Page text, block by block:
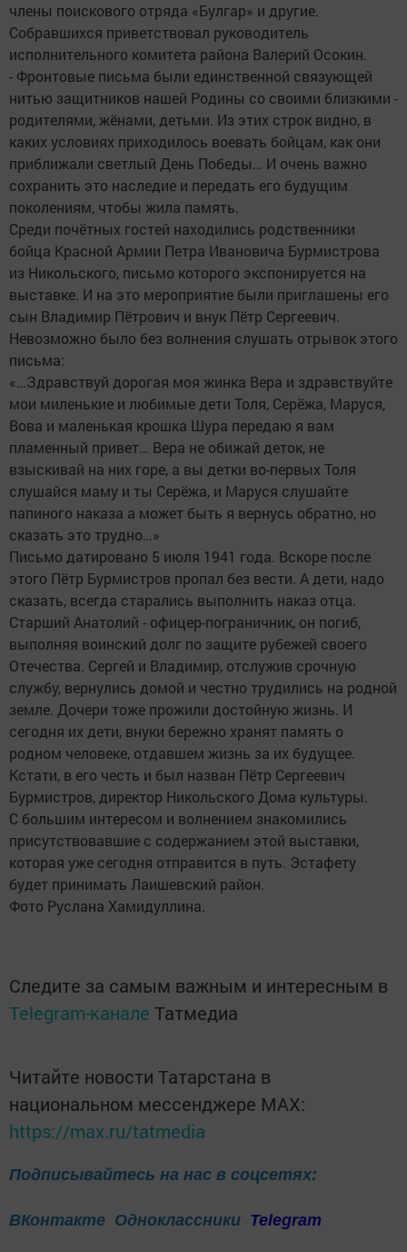
члены поискового отряда «Булгар» и другие.
Собравшихся приветствовал руководитель
исполнительного комитета района Валерий Осокин.
- Фронтовые письма были единственной связующей
нитью защитников нашей Родины со своими близкими -
родителями, жёнами, детьми. Из этих строк видно, в
каких условиях приходилось воевать бойцам, как они
приближали светлый День Победы… И очень важно
сохранить это наследие и передать его будущим
поколениям, чтобы жила память.
Среди почётных гостей находились родственники
бойца Красной Армии Петра Ивановича Бурмистрова
из Никольского, письмо которого экспонируется на
выставке. И на это мероприятие были приглашены его
сын Владимир Пётрович и внук Пётр Сергеевич.
Невозможно было без волнения слушать отрывок этого
письма:
«…Здравствуй дорогая моя жинка Вера и здравствуйте
мои миленькие и любимые дети Толя, Серёжа, Маруся,
Вова и маленькая крошка Шура передаю я вам
пламенный привет… Вера не обижай деток, не
взыскивай на них горе, а вы детки во-первых Толя
слушайся маму и ты Серёжа, и Маруся слушайте
папиного наказа а может быть я вернусь обратно, но
сказать это трудно…»
Письмо датировано 5 июля 1941 года. Вскоре после
этого Пётр Бурмистров пропал без вести. А дети, надо
сказать, всегда старались выполнить наказ отца.
Старший Анатолий - офицер-пограничник, он погиб,
выполняя воинский долг по защите рубежей своего
Отечества. Сергей и Владимир, отслужив срочную
службу, вернулись домой и честно трудились на родной
земле. Дочери тоже прожили достойную жизнь. И
сегодня их дети, внуки бережно хранят память о
родном человеке, отдавшем жизнь за их будущее.
Кстати, в его честь и был назван Пётр Сергеевич
Бурмистров, директор Никольского Дома культуры.
С большим интересом и волнением знакомились
присутствовавшие с содержанием этой выставки,
которая уже сегодня отправится в путь. Эстафету
будет принимать Лаишевский район.
Фото Руслана Хамидуллина.
Следите за самым важным и интересным в
Telegram-канале Татмедиа
Читайте новости Татарстана в
национальном мессенджере MАХ:
https://max.ru/tatmedia
Подписывайтесь на нас в соцсетях:
ВКонтакте Одноклассники Telegram